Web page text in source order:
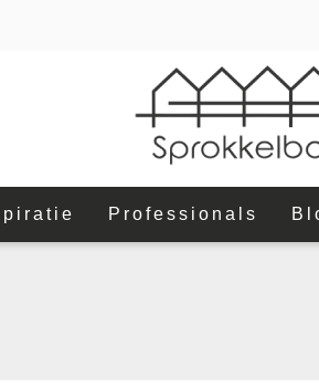
Professionals